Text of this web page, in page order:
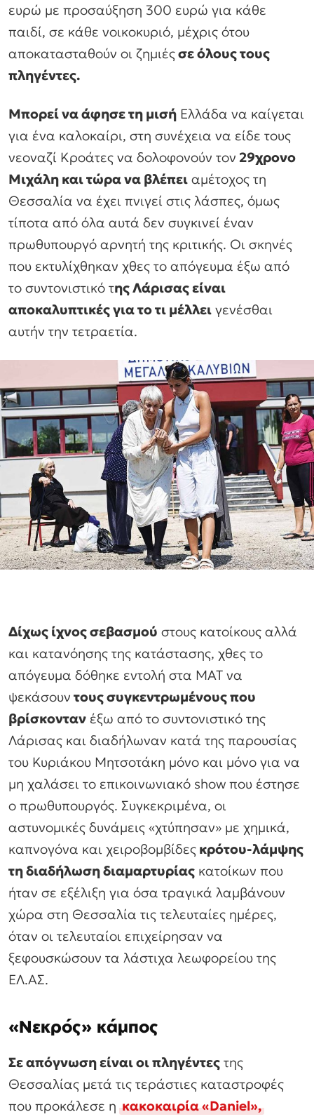
ευρώ με προσαύξηση 300 ευρώ για κάθε
παιδί, σε κάθε νοικοκυριό, μέχρις ότου
αποκατασταθούν οι ζημιέςσε όλους τους
πληγέντες.
Μπορεί να άφησε τη μισή Ελλάδα να καίγεται
για ένα καλοκαίρι, στη συνέχεια να είδε τους
νεοναζί Κροάτες να δολοφονούν τον 29χρονο
Μιχάλη και τώρα να βλέπει αμέτοχος τη
Θεσσαλία να έχει πνιγεί στις λάσπες, όμως
τίποτα από όλα αυτά δεν συγκινεί έναν
πρωθυπουργό αρνητή της κριτικής. Οι σκηνές
που εκτυλίχθηκαν χθες το απόγευμα έξω από
το συντονιστικό της Λάρισας είναι
αποκαλυπτικές για το τι μέλλει γενέσθαι
αυτήν την τετραετία.
Δίχως ίχνος σεβασμού στους κατοίκους αλλά
και κατανόησης της κατάστασης, χθες το
απόγευμα δόθηκε εντολή στα ΜΑΤ να
ψεκάσουν τους συγκεντρωμένους που
βρίσκονταν έξω από το συντονιστικό της
Λάρισας και διαδήλωναν κατά της παρουσίας
του Κυριάκου Μητσοτάκη μόνο και μόνο για να
μη χαλάσει το επικοινωνιακό show που έστησε
ο πρωθυπουργός. Συγκεκριμένα, οι
αστυνομικές δυνάμεις «χτύπησαν» με χημικά,
καπνογόνα και χειροβομβίδες κρότου-λάμψης
τη διαδήλωση διαμαρτυρίας κατοίκων που
ήταν σε εξέλιξη για όσα τραγικά λαμβάνουν
χώρα στη Θεσσαλία τις τελευταίες ημέρες,
όταν οι τελευταίοι επιχείρησαν να
ξεφουσκώσουν τα λάστιχα λεωφορείου της
ΕΛ.ΑΣ.
«Νεκρός» κάμπος
Σε απόγνωση είναι οι πληγέντες της
Θεσσαλίας μετά τις τεράστιες καταστροφές
που προκάλεσε ηκακοκαιρία «Daniel»,